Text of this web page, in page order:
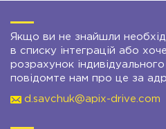
Якщо ви не знайшли
в списку інтеграцій або
розрахунок
повідомте нам про це за
d.savchuk@apix-drive.com